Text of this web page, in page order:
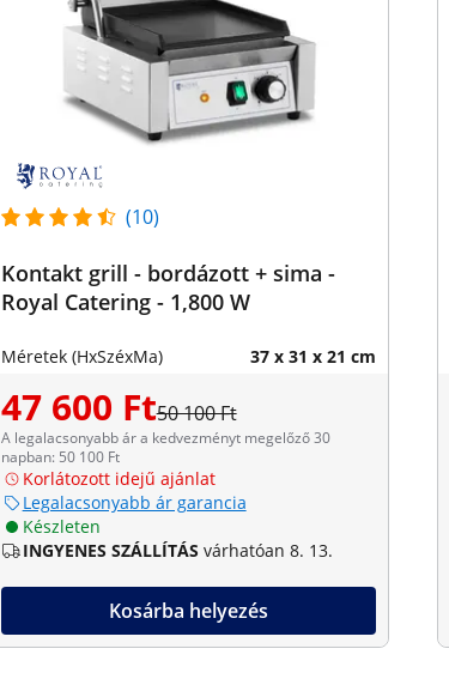
(10)
Kontakt grill - bordázott + sima -
Royal Catering - 1,800 W
Méretek (HxSzéxMa) 37 x 31 x 21 cm
47 600 Ft50 100 Ft
A legalacsonyabb ár a kedvezményt megelőző 30
napban: 50 100 Ft
Korlátozott idejű ajánlat
Legalacsonyabb ár garancia
Készleten
INGYENES SZÁLLÍTÁS várhatóan 8. 13.
Kosárba helyezés